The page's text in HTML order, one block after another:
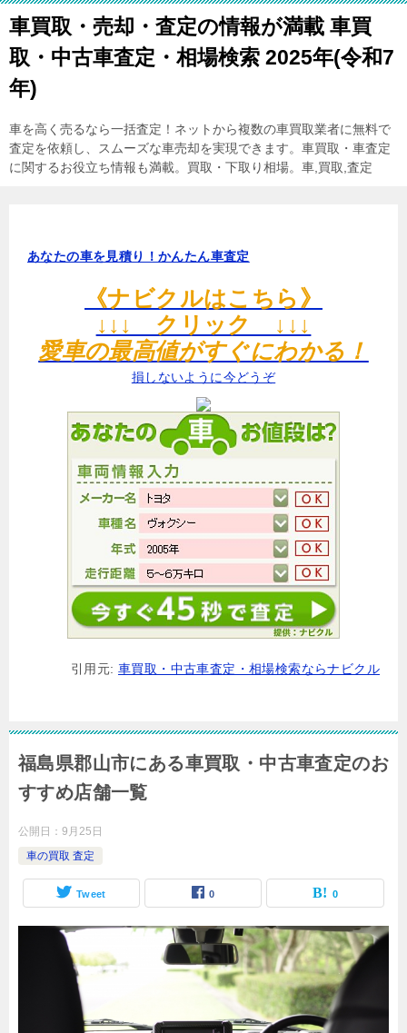
車買取・売却・査定の情報が満載 車買
取・中古車査定・相場検索 2025年(令和7
年)
車を高く売るなら一括査定！ネットから複数の車買取業者に無料で
査定を依頼し、スムーズな車売却を実現できます。車買取・車査定
に関するお役立ち情報も満載。買取・下取り相場。車,買取,査定
あなたの車を見積り！かんたん車査定
《ナビクルはこちら》
↓↓↓ クリック ↓↓↓
愛車の最高値がすぐにわかる！
損しないように今どうぞ
引用元: 車買取・中古車査定・相場検索ならナビクル
福島県郡山市にある車買取・中古車査定のお
すすめ店舗一覧
公開日： 9月25日
車の買取 査定
Tweet 0 0